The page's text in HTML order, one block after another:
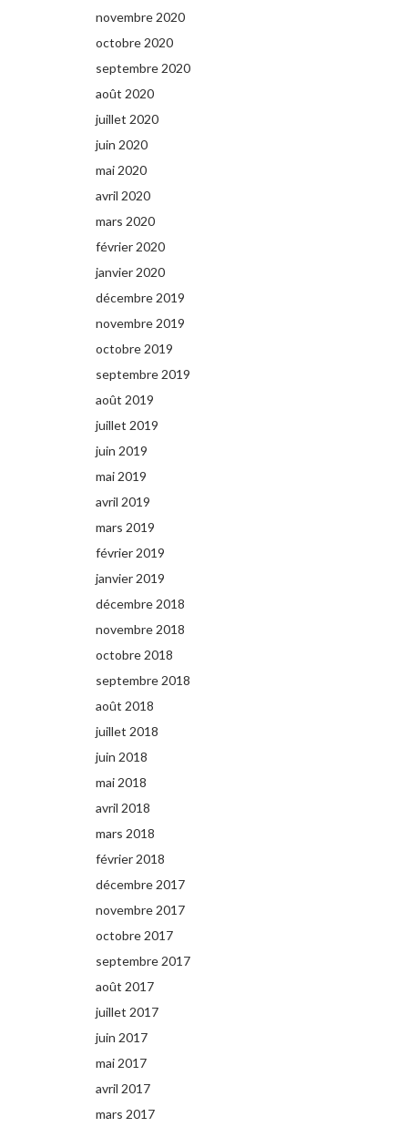
novembre 2020
octobre 2020
septembre 2020
août 2020
juillet 2020
juin 2020
mai 2020
avril 2020
mars 2020
février 2020
janvier 2020
décembre 2019
novembre 2019
octobre 2019
septembre 2019
août 2019
juillet 2019
juin 2019
mai 2019
avril 2019
mars 2019
février 2019
janvier 2019
décembre 2018
novembre 2018
octobre 2018
septembre 2018
août 2018
juillet 2018
juin 2018
mai 2018
avril 2018
mars 2018
février 2018
décembre 2017
novembre 2017
octobre 2017
septembre 2017
août 2017
juillet 2017
juin 2017
mai 2017
avril 2017
mars 2017